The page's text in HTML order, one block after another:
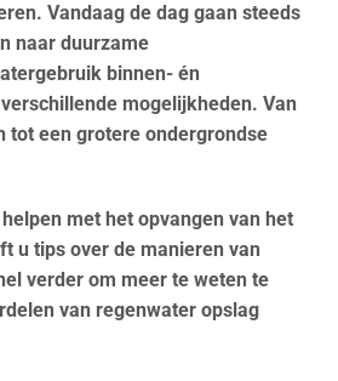
Vandaag de dag gaan steeds
naar duurzame
binnen- én
mogelijkheden. Van
tot een grotere ondergrondse
met het opvangen van het
u tips over de manieren van
verder om meer te weten te
van regenwater opslag